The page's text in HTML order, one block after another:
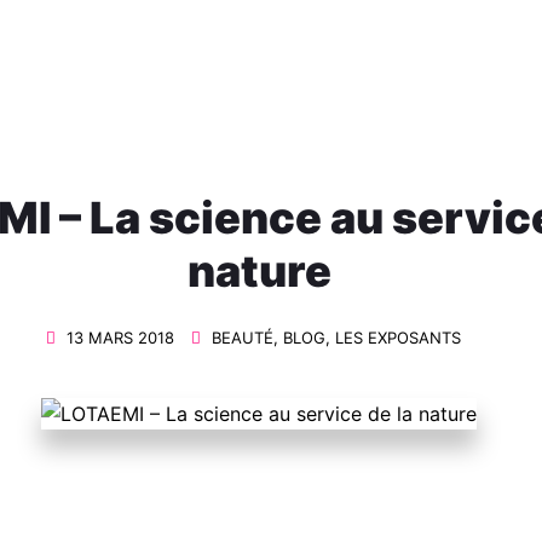
– La science au
nature
13 MARS 2018 BEAUTÉ, BLOG, LES EXPOSANTS